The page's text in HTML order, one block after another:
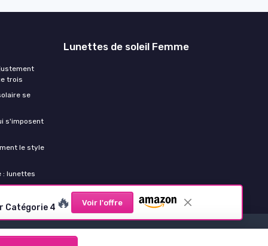
Catégorie 4 🔥 Voir l'offre
trois
se
s'imposent
le style
: lunettes
Lunettes de soleil Femme